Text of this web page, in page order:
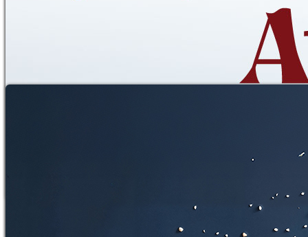
Su Böbreğini Korur, Atık Doğaya Yük